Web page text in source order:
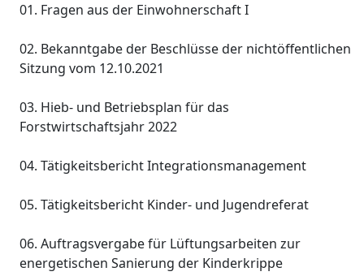
01. Fragen aus der Einwohnerschaft I
02. Bekanntgabe der Beschlüsse der nichtöffentlichen
Sitzung vom 12.10.2021
03. Hieb- und Betriebsplan für das
Forstwirtschaftsjahr 2022
04. Tätigkeitsbericht Integrationsmanagement
05. Tätigkeitsbericht Kinder- und Jugendreferat
06. Auftragsvergabe für Lüftungsarbeiten zur
energetischen Sanierung der Kinderkrippe